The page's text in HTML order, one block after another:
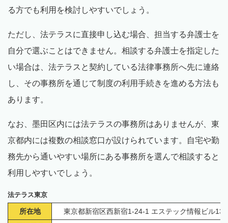
る方でも利用を検討しやすいでしょう。
ただし、法テラスに直接申し込む場合、担当する弁護士を
自分で選ぶことはできません。相談する弁護士を指定した
い場合は、法テラスと契約している法律事務所へ先に連絡
し、その事務所を通じて制度の利用手続きを進める方法も
あります。
なお、墨田区内には法テラスの事務所はありませんが、東
京都内には複数の相談窓口が設けられています。自宅や勤
務先から通いやすい場所にある事務所を選んで相談すると
利用しやすいでしょう。
法テラス東京
所在地 東京都新宿区西新宿1-24-1 エステック情報ビル13